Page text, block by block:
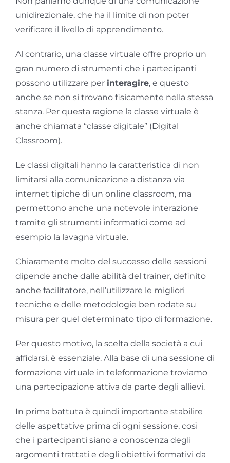
unidirezionale, che ha il limite di non poter
verificare il livello di apprendimento.
Al contrario, una classe virtuale offre proprio un
gran numero di strumenti che i partecipanti
possono utilizzare per interagire, e questo
anche se non si trovano fisicamente nella stessa
stanza. Per questa ragione la classe virtuale è
anche chiamata “classe digitale” (Digital
Classroom).
Le classi digitali hanno la caratteristica di non
limitarsi alla comunicazione a distanza via
internet tipiche di un online classroom, ma
permettono anche una notevole interazione
tramite gli strumenti informatici come ad
esempio la lavagna virtuale.
Chiaramente molto del successo delle sessioni
dipende anche dalle abilità del trainer, definito
anche facilitatore, nell’utilizzare le migliori
tecniche e delle metodologie ben rodate su
misura per quel determinato tipo di formazione.
Per questo motivo, la scelta della società a cui
affidarsi, è essenziale. Alla base di una sessione di
formazione virtuale in teleformazione troviamo
una partecipazione attiva da parte degli allievi.
In prima battuta è quindi importante stabilire
delle aspettative prima di ogni sessione, così
che i partecipanti siano a conoscenza degli
argomenti trattati e degli obiettivi formativi da